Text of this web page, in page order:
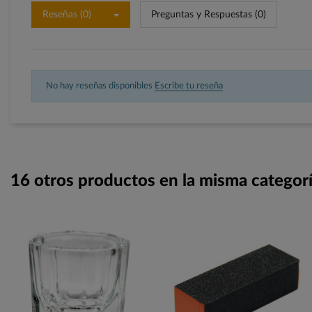
Reseñas (0) Preguntas y Respuestas (0)
No hay reseñas disponibles Escribe tu reseña
16 otros productos en la misma